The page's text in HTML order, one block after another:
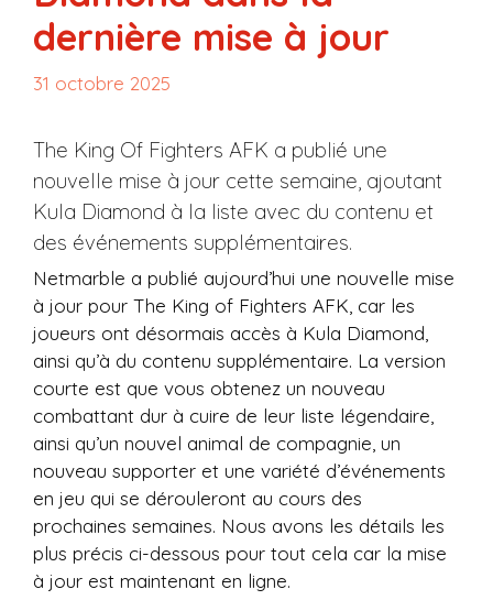
dernière mise à jour
31 octobre 2025
The King Of Fighters AFK a publié une
nouvelle mise à jour cette semaine, ajoutant
Kula Diamond à la liste avec du contenu et
des événements supplémentaires.
Netmarble a publié aujourd’hui une nouvelle mise
à jour pour The King of Fighters AFK, car les
joueurs ont désormais accès à Kula Diamond,
ainsi qu’à du contenu supplémentaire. La version
courte est que vous obtenez un nouveau
combattant dur à cuire de leur liste légendaire,
ainsi qu’un nouvel animal de compagnie, un
nouveau supporter et une variété d’événements
en jeu qui se dérouleront au cours des
prochaines semaines. Nous avons les détails les
plus précis ci-dessous pour tout cela car la mise
à jour est maintenant en ligne.